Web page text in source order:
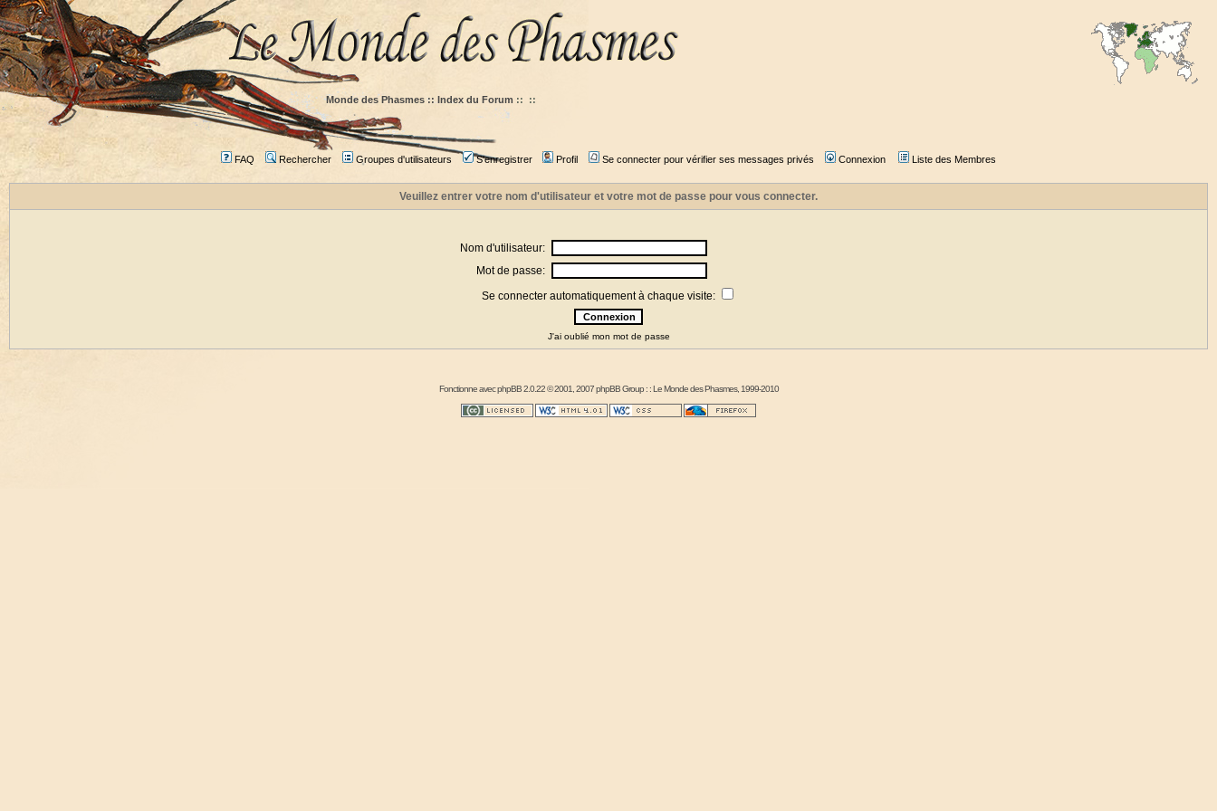
Monde des Phasmes :: Index du Forum :: ::
FAQ Rechercher Groupes d'utilisateurs S'enregistrer Profil Se connecter pour vérifier ses messages privés Connexion Liste des Membres
Veuillez entrer votre nom d'utilisateur et votre mot de passe pour vous connecter.
Nom d'utilisateur:
Mot de passe:
Se connecter automatiquement à chaque visite:
J'ai oublié mon mot de passe
Fonctionne avecphpBB2.0.22 © 2001, 2007 phpBB Group : :Le Monde des Phasmes, 1999-2010